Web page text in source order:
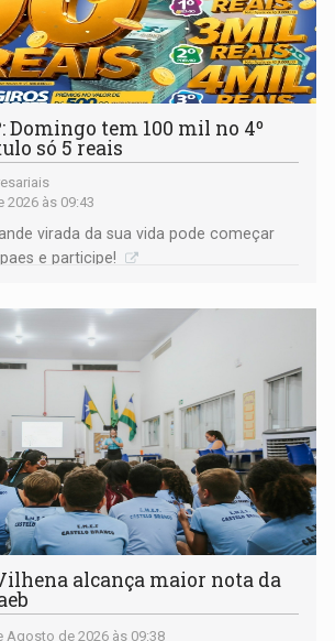
Domingo tem 100 mil no 4º
só 5 reais
2026 às 09:43
virada da sua vida pode começar
e participe!
alcança maior nota da
Agosto de 2026 às 09:38